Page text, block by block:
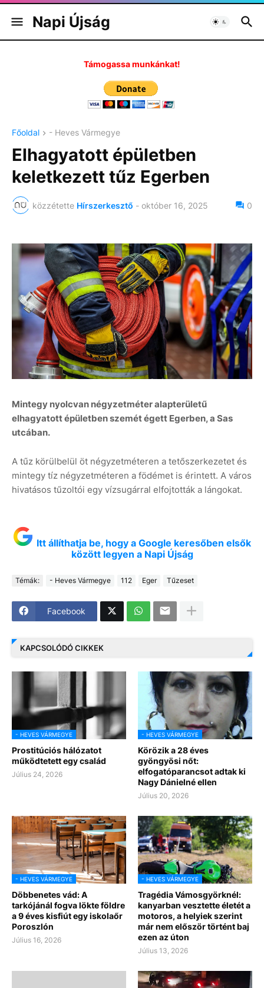
Napi Újság
Támogassa munkánkat!
Főoldal - Heves Vármegye
Elhagyatott épületben
keletkezett tűz Egerben
közzétette Hírszerkesztő - október 16, 2025 0
Mintegy nyolcvan négyzetméter alapterületű
elhagyatott épületben szemét égett Egerben, a Sas
utcában.
A tűz körülbelül öt négyzetméteren a tetőszerkezetet és
mintegy tíz négyzetméteren a födémet is érintett. A város
hivatásos tűzoltói egy vízsugárral elfojtották a lángokat.
Itt állíthatja be, hogy a Google keresőben elsők
között legyen a Napi Újság
Témák: - Heves Vármegye 112 Eger Tűzeset
Facebook
KAPCSOLÓDÓ CIKKEK
- HEVES VÁRMEGYE
Prostitúciós hálózatot
működtetett egy család
Július 24, 2026
- HEVES VÁRMEGYE
Körözik a 28 éves
gyöngyösi nőt:
elfogatóparancsot adtak ki
Nagy Dánielné ellen
Július 20, 2026
- HEVES VÁRMEGYE
Döbbenetes vád: A
tarkójánál fogva lökte földre
a 9 éves kisfiút egy iskolaőr
Poroszlón
Július 16, 2026
- HEVES VÁRMEGYE
Tragédia Vámosgyörknél:
kanyarban vesztette életét a
motoros, a helyiek szerint
már nem először történt baj
ezen az úton
Július 13, 2026